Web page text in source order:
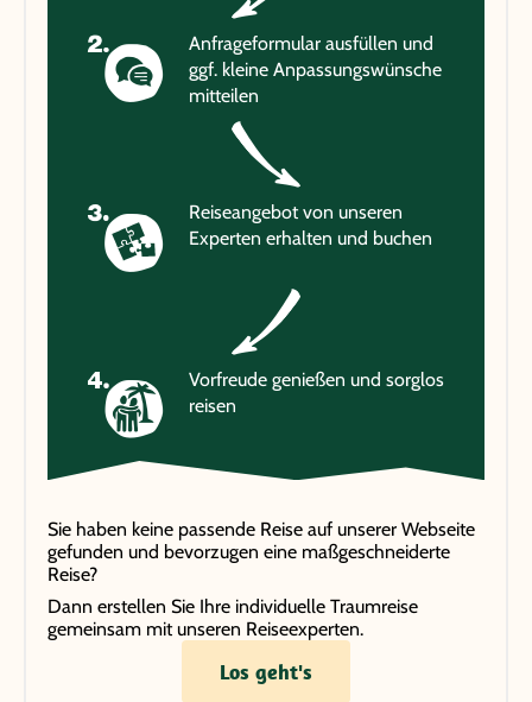
Anfrageformular ausfüllen und
ggf. kleine Anpassungswünsche
mitteilen
Reiseangebot von unseren
Experten erhalten und buchen
Vorfreude genießen und sorglos
reisen
Sie haben keine passende Reise auf unserer Webseite
gefunden und bevorzugen eine maßgeschneiderte
Reise?
Dann erstellen Sie Ihre individuelle Traumreise
gemeinsam mit unseren Reiseexperten.
Los geht's